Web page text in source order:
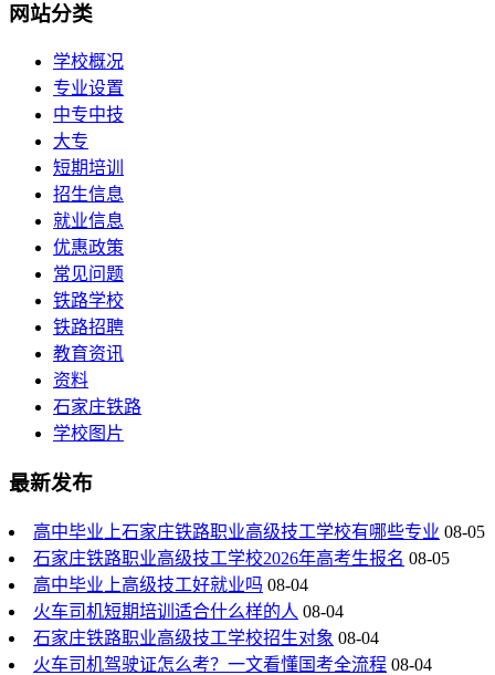
网站分类
学校概况
专业设置
中专中技
大专
短期培训
招生信息
就业信息
优惠政策
常见问题
铁路学校
铁路招聘
教育资讯
资料
石家庄铁路
学校图片
最新发布
高中毕业上石家庄铁路职业高级技工学校有哪些专业 08-05
石家庄铁路职业高级技工学校2026年高考生报名 08-05
高中毕业上高级技工好就业吗 08-04
火车司机短期培训适合什么样的人 08-04
石家庄铁路职业高级技工学校招生对象 08-04
火车司机驾驶证怎么考？一文看懂国考全流程 08-04